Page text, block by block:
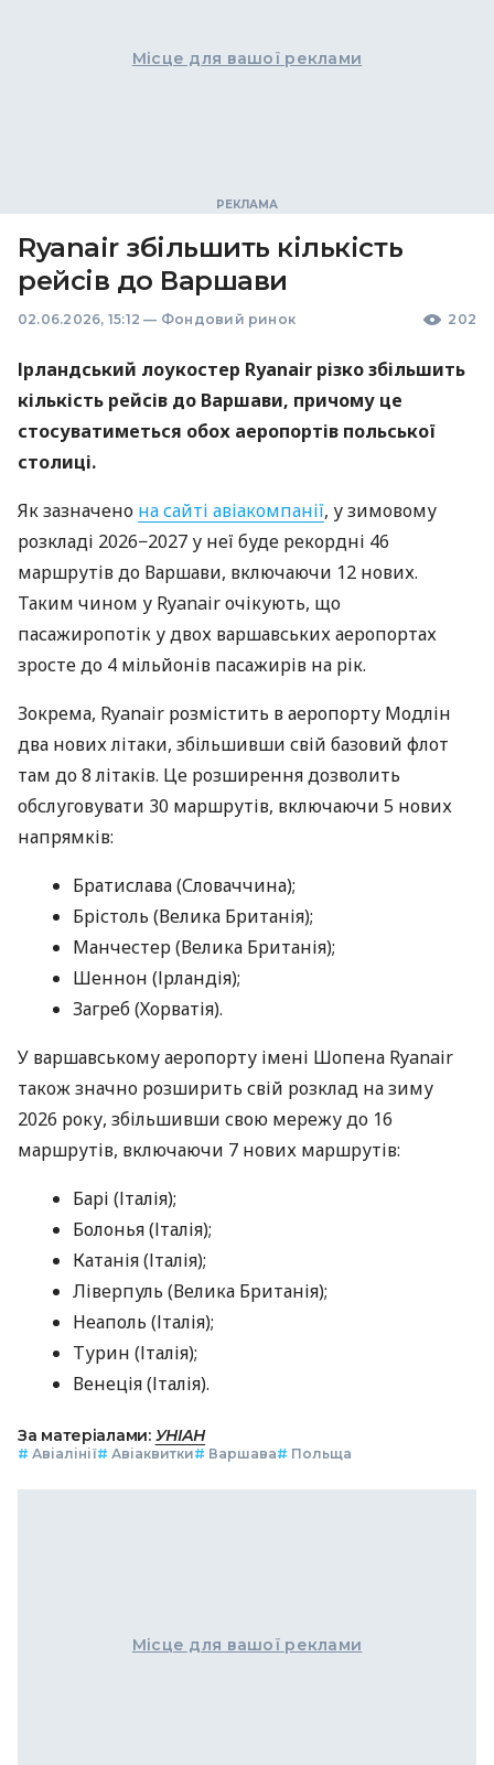
Місце для вашої реклами
Ryanair збільшить кількість
рейсів до Варшави
02.06.2026, 15:12 — Фондовий ринок 202
Ірландський лоукостер Ryanair різко збільшить
кількість рейсів до Варшави, причому це
стосуватиметься обох аеропортів польської
столиці.
Як зазначено на сайті авіакомпанії, у зимовому
розкладі 2026−2027 у неї буде рекордні 46
маршрутів до Варшави, включаючи 12 нових.
Таким чином у Ryanair очікують, що
пасажиропотік у двох варшавських аеропортах
зросте до 4 мільйонів пасажирів на рік.
Зокрема, Ryanair розмістить в аеропорту Модлін
два нових літаки, збільшивши свій базовий флот
там до 8 літаків. Це розширення дозволить
обслуговувати 30 маршрутів, включаючи 5 нових
напрямків:
Братислава (Словаччина);
Брістоль (Велика Британія);
Манчестер (Велика Британія);
Шеннон (Ірландія);
Загреб (Хорватія).
У варшавському аеропорту імені Шопена Ryanair
також значно розширить свій розклад на зиму
2026 року, збільшивши свою мережу до 16
маршрутів, включаючи 7 нових маршрутів:
Барі (Італія);
Болонья (Італія);
Катанія (Італія);
Ліверпуль (Велика Британія);
Неаполь (Італія);
Турин (Італія);
Венеція (Італія).
За матеріалами: УНІАН
# Авіалінії# Авіаквитки# Варшава# Польща
Місце для вашої реклами